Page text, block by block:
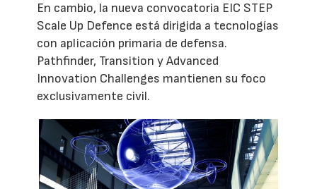
En cambio, la nueva convocatoria EIC STEP
Scale Up Defence está dirigida a tecnologías
con aplicación primaria de defensa.
Pathfinder, Transition y Advanced
Innovation Challenges mantienen su foco
exclusivamente civil.